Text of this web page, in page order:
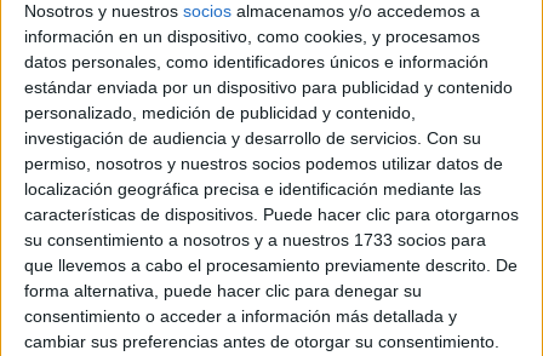
Nosotros y nuestros socios almacenamos y/o accedemos a
información en un dispositivo, como cookies, y procesamos
datos personales, como identificadores únicos e información
estándar enviada por un dispositivo para publicidad y contenido
personalizado, medición de publicidad y contenido,
investigación de audiencia y desarrollo de servicios. Con su
permiso, nosotros y nuestros socios podemos utilizar datos de
localización geográfica precisa e identificación mediante las
características de dispositivos. Puede hacer clic para otorgarnos
su consentimiento a nosotros y a nuestros 1733 socios para
que llevemos a cabo el procesamiento previamente descrito. De
forma alternativa, puede hacer clic para denegar su
consentimiento o acceder a información más detallada y
cambiar sus preferencias antes de otorgar su consentimiento.
Vuestras sugerencias Madrid
Magisterio de Educación Primaria
Madrid